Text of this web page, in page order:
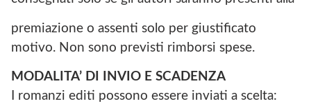
premiazione o assenti solo per giustificato
motivo. Non sono previsti rimborsi spese.
MODALITA’ DI INVIO E SCADENZA
I romanzi editi possono essere inviati a scelta: